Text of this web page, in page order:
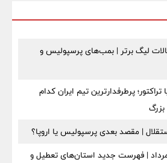
لیگ برتر | بمب‌های پرسپولیس و
پرطرفدارترین تیم ایران کدام
| مقصد بعدی پرسپولیس یا اروپا؟
چهارشنبه ۱۴ مرداد | فهرست جدید استان‌های تعطیل و